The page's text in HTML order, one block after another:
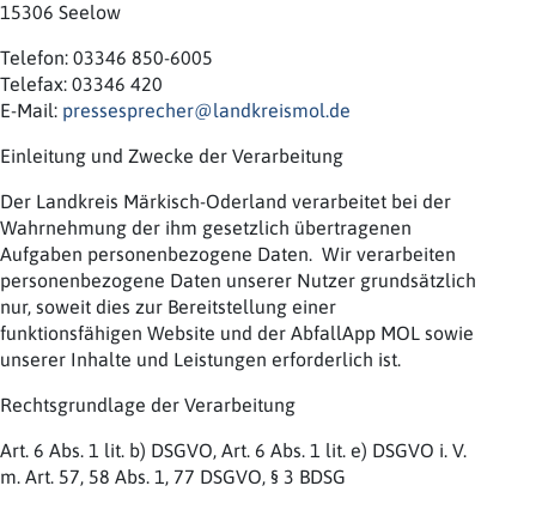
15306 Seelow
Telefon: 03346 850-6005
Telefax: 03346 420
E-Mail: pressesprecher@landkreismol.de
Einleitung und Zwecke der Verarbeitung
Der Landkreis Märkisch-Oderland verarbeitet bei der
Wahrnehmung der ihm gesetzlich übertragenen
Aufgaben personenbezogene Daten. Wir verarbeiten
personenbezogene Daten unserer Nutzer grundsätzlich
nur, soweit dies zur Bereitstellung einer
funktionsfähigen Website und der AbfallApp MOL sowie
unserer Inhalte und Leistungen erforderlich ist.
Rechtsgrundlage der Verarbeitung
Art. 6 Abs. 1 lit. b) DSGVO, Art. 6 Abs. 1 lit. e) DSGVO i. V.
m. Art. 57, 58 Abs. 1, 77 DSGVO, § 3 BDSG